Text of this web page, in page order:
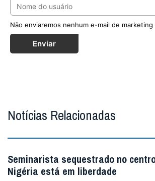
Não enviaremos nenhum e-mail de
Enviar
Notícias Relacionadas
Seminarista sequestrado no
Nigéria está em liberdade